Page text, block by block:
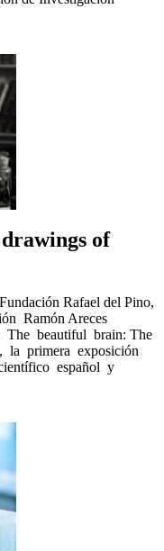
of
Rafael del Pino,
Ramón Areces
beautiful brain: The
primera exposición
español y